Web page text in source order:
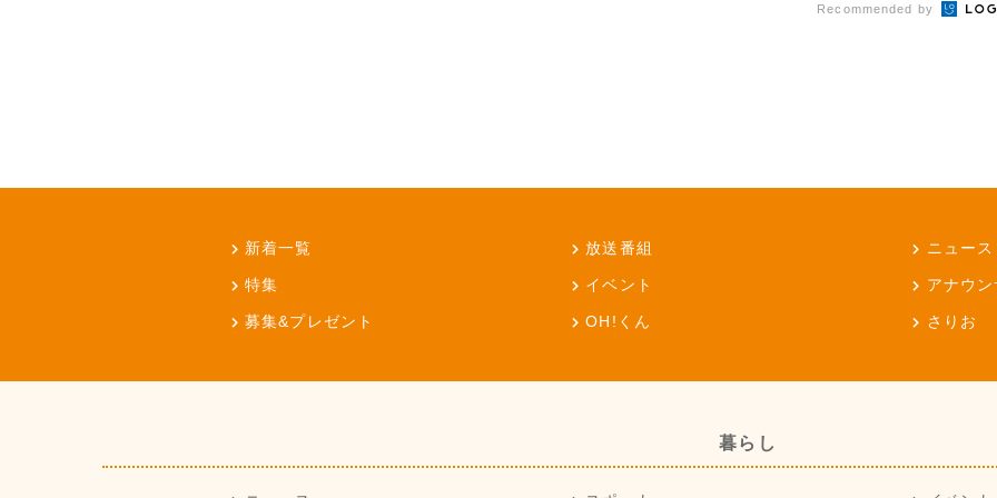
Recommended by
新着一覧 放送番組 ニュース
特集 イベント アナウ
募集&プレゼント OH!くん さりお
暮らし